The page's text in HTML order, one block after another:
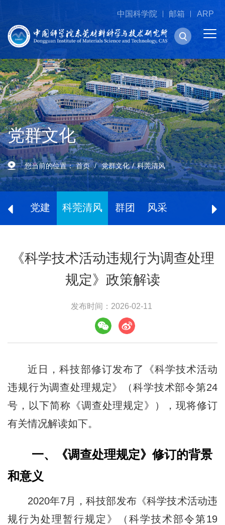
中国科学院 邮箱 ARP
党群文化
您当前的位置：首页 党群文化 科莞清风
党建 科莞清风 群团 风采
《科学技术活动违规行为调查处理
规定》政策解读
发布时间：2026-02-11
近日，科技部修订发布了《科学技术活动
违规行为调查处理规定》（科学技术部令第24
号，以下简称《调查处理规定》），现将修订
有关情况解读如下。
一、《调查处理规定》修订的背景
和意义
2020年7月，科技部发布《科学技术活动违
规行为处理暂行规定》（科学技术部令第19